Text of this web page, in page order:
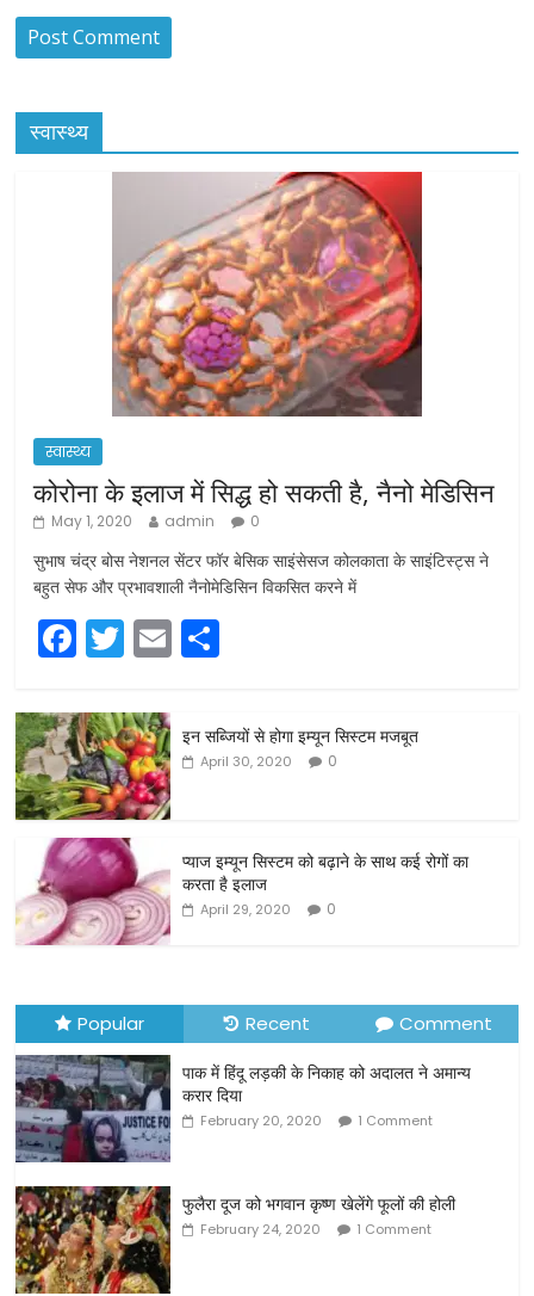
स्वास्थ्य
स्वास्थ्य
कोरोना के इलाज में सिद्ध हो सकती है, नैनो मेडिसिन
May 1, 2020 admin 0
सुभाष चंद्र बोस नेशनल सेंटर फॉर बेसिक साइंसेसज कोलकाता के साइंटिस्ट्स ने
बहुत सेफ और प्रभावशाली नैनोमेडिसिन विकसित करने में
F
c
e
b
o
o
k
T
itt
er
E
ar
e
इन सब्जियों से होगा इम्यून सिस्टम मजबूत
April 30, 2020 0
प्याज इम्यून सिस्टम को बढ़ाने के साथ कई रोगों का
करता है इलाज
April 29, 2020 0
Popular Recent Comment
पाक में हिंदू लड़की के निकाह को अदालत ने अमान्य
करार दिया
February 20, 2020 1 Comment
फुलैरा दूज को भगवान कृष्ण खेलेंगे फूलों की होली
February 24, 2020 1 Comment